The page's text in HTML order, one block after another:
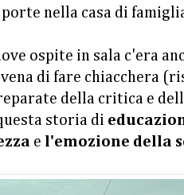
nella casa di
ospite in sala c'era
di fare chiacchera
della critica e
storia di
e l'emozione della